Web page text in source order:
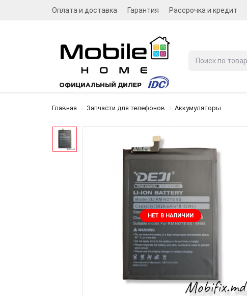
Оплата и доставка Гарантия Рассрочка и кредит
Главная Запчасти для телефонов Аккумуляторы
НЕТ В НАЛИЧИИ